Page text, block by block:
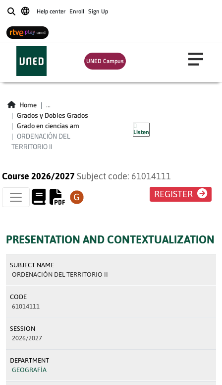
BuscarHelp center Enroll Sign Up
UNED Campus
Home
...
Grados y Dobles Grados
Grado en ciencias am
ORDENACIÓN DEL
TERRITORIO II
Listen
ORDENACIÓN DEL
TERRITORIO II
Course 2026/2027 Subject code: 61014111
REGISTER
PRESENTATION AND CONTEXTUALIZATION
SUBJECT NAME
ORDENACIÓN DEL TERRITORIO II
CODE
61014111
SESSION
2026/2027
DEPARTMENT
GEOGRAFÍA